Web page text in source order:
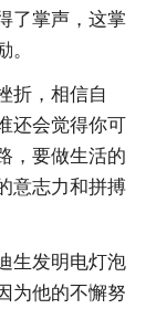
了掌声，这掌
。
折，相信自
还会觉得你可
，要做生活的
意志力和拼搏
生发明电灯泡
为他的不懈努